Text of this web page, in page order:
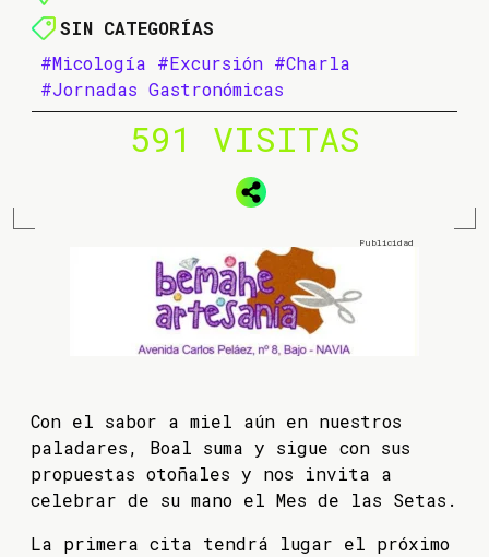
SIN CATEGORÍAS
#Micología #Excursión #Charla
#Jornadas Gastronómicas
591 VISITAS
Con el sabor a miel aún en nuestros
paladares, Boal suma y sigue con sus
propuestas otoñales y nos invita a
celebrar de su mano el Mes de las Setas.
La primera cita tendrá lugar el próximo